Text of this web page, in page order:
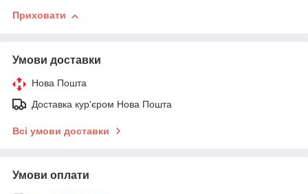
Приховати
Умови доставки
Нова Пошта
Доставка кур'єром Нова Пошта
Всі умови доставки
Умови оплати